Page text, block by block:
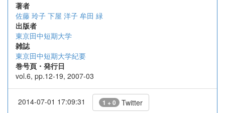
著者
佐藤 玲子 下屋 洋子 牟田 緑
出版者
東京田中短期大学
雑誌
東京田中短期大学紀要
巻号頁・発行日
vol.6, pp.12-19, 2007-03
2014-07-01 17:09:31 1 + 0 Twitter